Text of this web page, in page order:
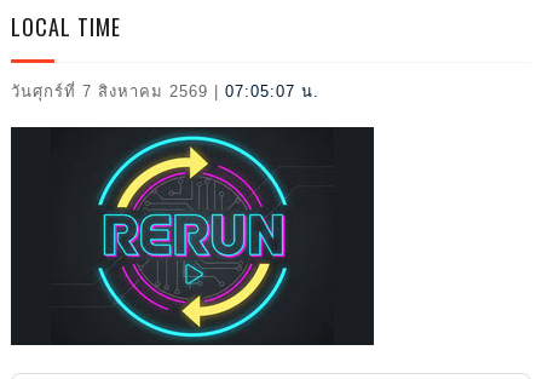
2026
LOCAL TIME
วันศุกร์ที่ 7 สิงหาคม 2569 07:05:08 น.